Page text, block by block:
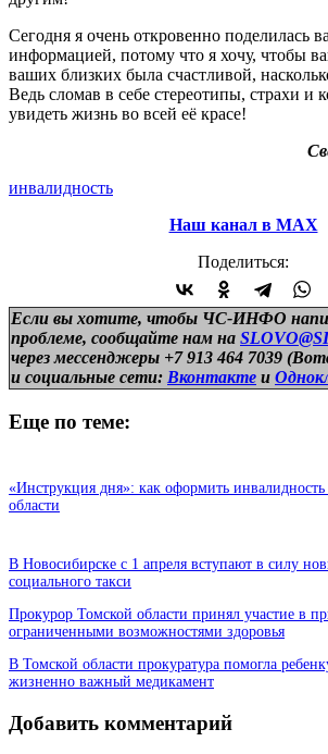
Сегодня я очень откровенно поделилась
информацией, потому что я хочу, чтобы
ваших близких была счастливой,
Ведь сломав в себе стереотипы, страхи и
увидеть жизнь во всей её красе!
инвалидность
Наш канал в МАХ
Поделиться:
Если вы хотите, чтобы ЧС-ИНФО
проблеме, сообщайте нам на
через мессенджеры +7 913 464 7039
и социальные сети: Вконтакте и
Еще по теме:
«Инструкция дня»: как оформить
области
В Новосибирске с 1 апреля вступают в силу
социального такси
Прокурор Томской области принял участие в
ограниченными возможностями здоровья
В Томской области прокуратура помогла
жизненно важный медикамент
Добавить комментарий